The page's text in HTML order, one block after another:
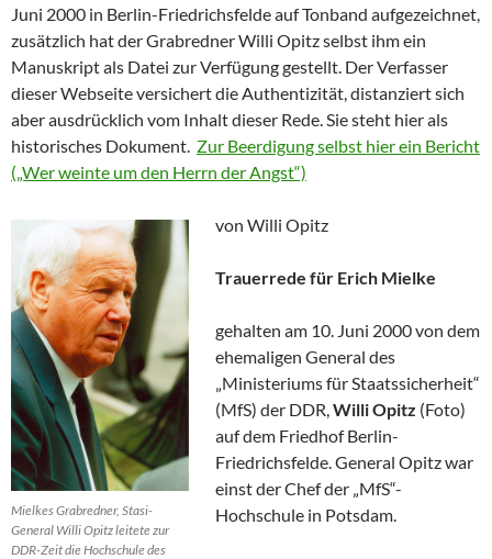
Juni 2000 in Berlin-Friedrichsfelde auf Tonband aufgezeichnet,
zusätzlich hat der Grabredner Willi Opitz selbst ihm ein
Manuskript als Datei zur Verfügung gestellt. Der Verfasser
dieser Webseite versichert die Authentizität, distanziert sich
aber ausdrücklich vom Inhalt dieser Rede. Sie steht hier als
historisches Dokument. Zur Beerdigung selbst hier ein Bericht
(„Wer weinte um den Herrn der Angst“)
Mielkes Grabredner, Stasi-
General Willi Opitz leitete zur
DDR-Zeit die Hochschule des
von Willi Opitz
Trauerrede für Erich Mielke
gehalten am 10. Juni 2000 von dem
ehemaligen General des
„Ministeriums für Staatssicherheit“
(MfS) der DDR,Willi Opitz (Foto)
auf dem Friedhof Berlin-
Friedrichsfelde. General Opitz war
einst der Chef der „MfS“-
Hochschule in Potsdam.